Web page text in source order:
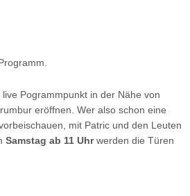
Pogrammpunkt in der Nähe von
eröffnen. Wer also schon eine
mit Patric und den Leuten
Samstag ab 11 Uhrwerden die Türen